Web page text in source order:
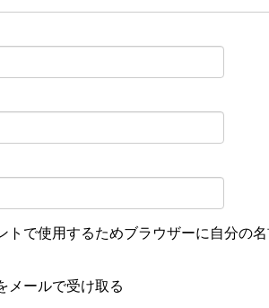
トで使用するためブラウザーに自分の
メールで受け取る